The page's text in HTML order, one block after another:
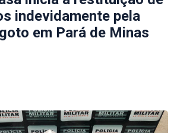
indevidamente pela
em Pará de Minas